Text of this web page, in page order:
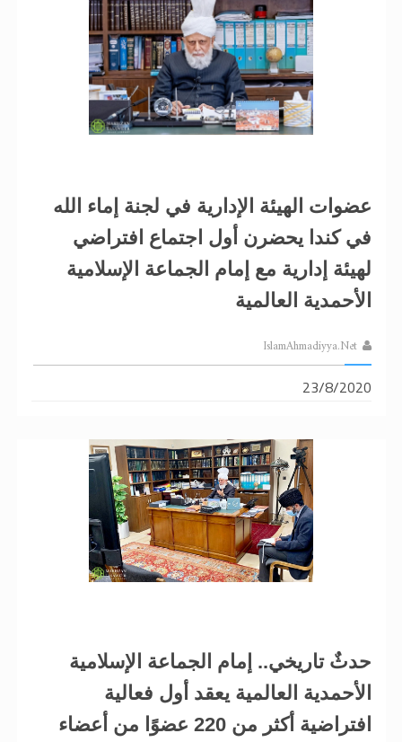
عضوات الهيئة الإدارية في لجنة إماء الله
في كندا يحضرن أول اجتماع افتراضي
لهيئة إدارية مع إمام الجماعة الإسلامية
الأحمدية العالمية
IslamAhmadiyya.Net
23/8/2020
حدثٌ تاريخي.. إمام الجماعة الإسلامية
الأحمدية العالمية يعقد أول فعالية
افتراضية أكثر من 220 عضوًا من أعضاء